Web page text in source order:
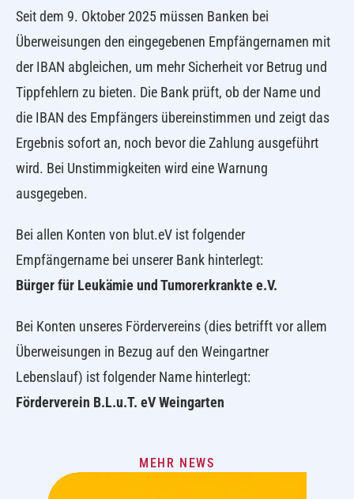
Seit dem 9. Oktober 2025 müssen Banken bei
Überweisungen den eingegebenen Empfängernamen mit
der IBAN abgleichen, um mehr Sicherheit vor Betrug und
Tippfehlern zu bieten. Die Bank prüft, ob der Name und
die IBAN des Empfängers übereinstimmen und zeigt das
Ergebnis sofort an, noch bevor die Zahlung ausgeführt
wird. Bei Unstimmigkeiten wird eine Warnung
ausgegeben.
Bei allen Konten von blut.eV ist folgender
Empfängername bei unserer Bank hinterlegt:
Bürger für Leukämie und Tumorerkrankte e.V.
Bei Konten unseres Fördervereins (dies betrifft vor allem
Überweisungen in Bezug auf den Weingartner
Lebenslauf) ist folgender Name hinterlegt:
Förderverein B.L.u.T. eV Weingarten
MEHR NEWS